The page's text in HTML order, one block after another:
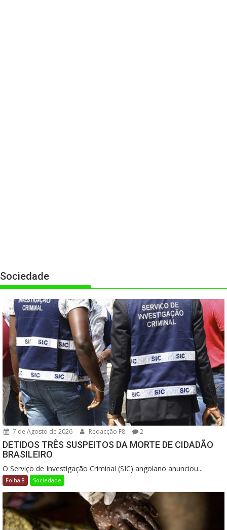
Sociedade
7 de Agosto de 2026 Redacção F8 2
DETIDOS TRÊS SUSPEITOS DA MORTE DE CIDADÃO
BRASILEIRO
O Serviço de Investigação Criminal (SIC) angolano anunciou...
Folha 8 Sociedade